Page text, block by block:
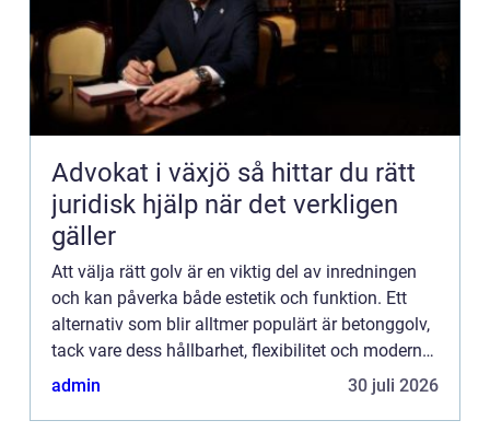
Advokat i växjö så hittar du rätt
juridisk hjälp när det verkligen
gäller
Att välja rätt golv är en viktig del av inredningen
och kan påverka både estetik och funktion. Ett
alternativ som blir alltmer populärt är betonggolv,
tack vare dess hållbarhet, flexibilitet och moderna
utse...
admin 30 juli 2026